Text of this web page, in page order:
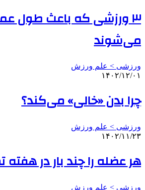
۳ ورزشی که باعث طول
می‌شوند
ورزشی > علم ورزش
۱۴۰۲/۱۲/۰۱
چرا بدن «خالی» می‌کند؟
ورزشی > علم ورزش
۱۴۰۲/۱۱/۲۳
هر عضله را چند بار در
ورزشی > علم ورزش